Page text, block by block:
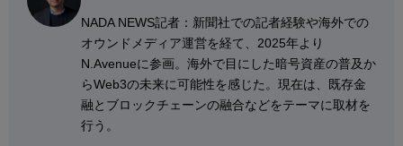
NADA NEWS記者：新聞社での記者経験や海外での
オウンドメディア運営を経て、2025年より
N.Avenueに参画。海外で目にした暗号資産の普及か
らWeb3の未来に可能性を感じた。現在は、既存金
融とブロックチェーンの融合などをテーマに取材を
行う。